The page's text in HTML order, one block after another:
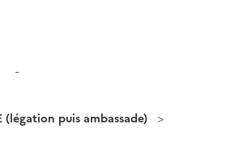
-
puis ambassade)